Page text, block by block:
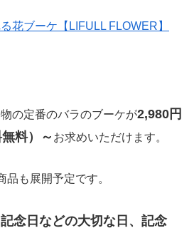
花ブーケ【LIFULL FLOWER】
の定番のバラのブーケが2,980円
料）～ お求めいただけます。
品も展開予定です。
念日などの大切な日、記念